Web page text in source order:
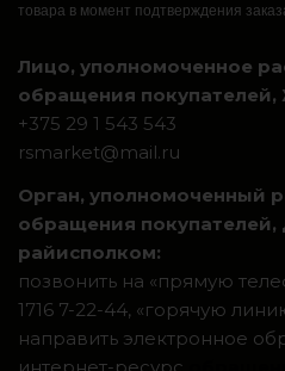
товара в момент подтверждения
Лицо, уполномоченное
обращения покупателей,
+375 29 1 543 543
rsmarket@mail.ru
Орган, уполномоченный
обращения
райисполком:
позвонить на «прямую
1716 7-22-44, «горячую
направить электронное
интернет-ресурс